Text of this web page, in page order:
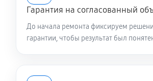
Гарантия на согласованный
До начала ремонта фиксируем
гарантии, чтобы результат был